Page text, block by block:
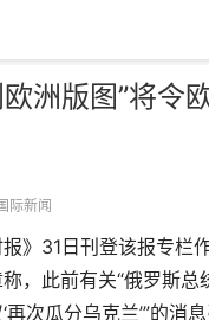
洲版图”将令
际新闻
31日刊登该报专栏
，此前有关“俄罗斯总
次瓜分乌克兰’”的消
版图”将令欧洲大